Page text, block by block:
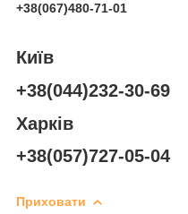
+38(067)480-71-01
Київ
+38(044)232-30-69
Харків
+38(057)727-05-04
Приховати